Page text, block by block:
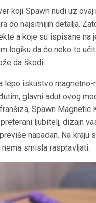
koji Spawn nudi uz
do najsitnijih detalja.
a koje su ispisane na
logiku da će neko to
da škodi.
lepo iskustvo
glavni adut ovog
Spawn Magnetic
ljubitelj, dizajn
napadan. Na kraju
smisla raspravljati.